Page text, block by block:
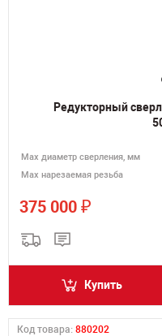
Редукторный
Мах диаметр сверления, мм
Мах нарезаемая резьба
375 000 ₽
Купить
Код товара: 880202